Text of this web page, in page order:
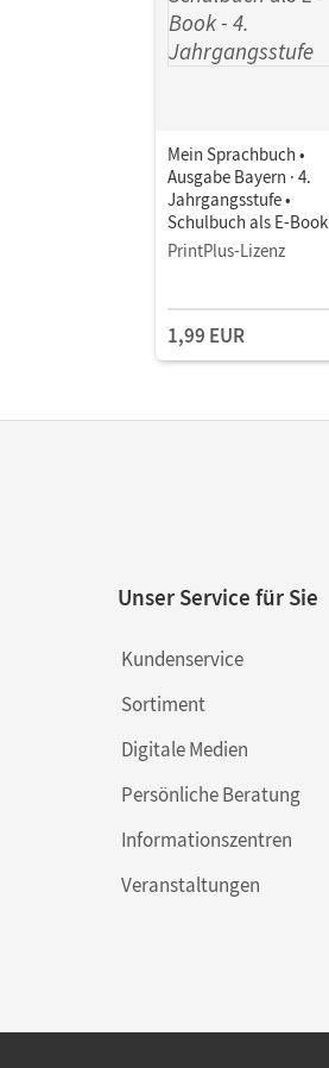
Mein Sprachbuch •
Ausgabe Bayern · 4.
Jahrgangsstufe •
Schulbuch als E-Book
PrintPlus-Lizenz
1,99 EUR
Unser Service für Sie
Kundenservice
Sortiment
Digitale Medien
Persönliche Beratung
Informationszentren
Veranstaltungen